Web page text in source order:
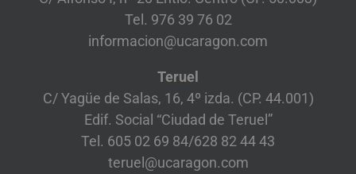
Tel. 976 39 76 02
informacion@ucaragon.com
Teruel
C/ Yagüe de Salas, 16, 4º izda. (CP. 44.001)
Edif. Social “Ciudad de Teruel”
Tel. 605 02 69 84/628 82 44 43
teruel@ucaragon.com